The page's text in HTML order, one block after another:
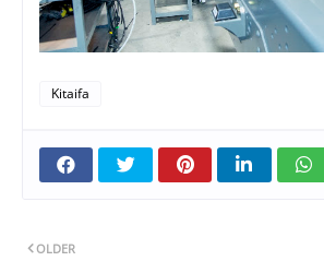
Kitaifa
OLDER